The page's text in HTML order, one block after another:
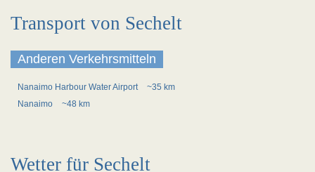
Transport von Sechelt
Anderen Verkehrsmitteln
Nanaimo Harbour Water Airport
~35 km
Nanaimo
~48 km
Wetter für Sechelt